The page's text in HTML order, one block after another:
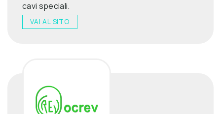
cavi speciali.
VAI AL SITO